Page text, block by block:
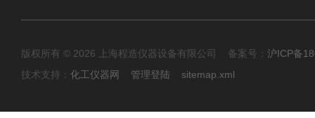
版权所有 © 2026 上海程造仪器设备有限公司 备案号： 沪ICP备
技术支持： 化工仪器网 管理登陆 sitemap.xml